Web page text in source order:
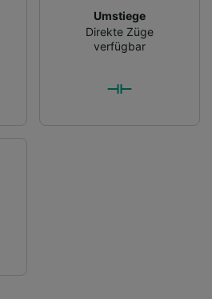
Umstiege
Direkte Züge
verfügbar